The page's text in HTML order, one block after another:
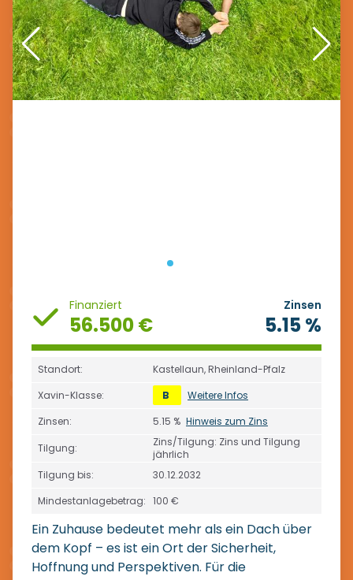
Finanziert Zinsen
56.500 € 5.15 %
Standort:
Kastellaun, Rheinland-Pfalz
Xavin-Klasse:
B
Weitere Infos
Zinsen:
5.15 % Hinweis zum Zins
Tilgung:
Zins/Tilgung: Zins und Tilgung
jährlich
Tilgung bis:
30.12.2032
Mindestanlagebetrag: 100 €
Ein Zuhause bedeutet mehr als ein Dach über
dem Kopf – es ist ein Ort der Sicherheit,
Hoffnung und Perspektiven. Für die